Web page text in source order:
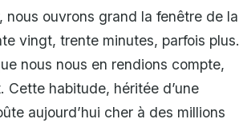
nous ouvrons grand la fenêtre de la
vingt, trente minutes, parfois plus.
nous nous en rendions compte,
Cette habitude, héritée d’une
aujourd’hui cher à des millions